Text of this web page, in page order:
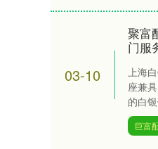
03-10
聚富
门服
上海
座兼
的白
巨富